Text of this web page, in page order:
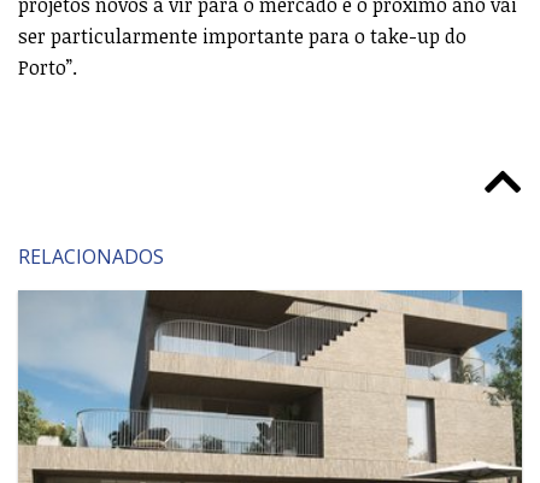
ser particularmente importante para o take-up do
Porto”.
RELACIONADOS